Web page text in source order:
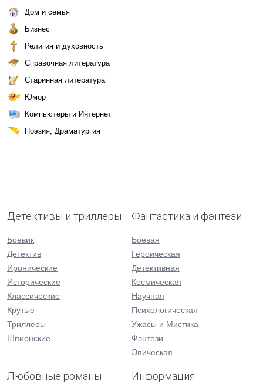
Дом и семья
Бизнес
Религия и духовность
Справочная литература
Старинная литература
Юмор
Компьютеры и Интернет
Поэзия, Драматургия
Детективы и триллеры
Боевик
Детектив
Иронические
Исторические
Классические
Крутые
Триллеры
Шпионские
Фантастика и фэнтези
Боевая
Героическая
Детективная
Космическая
Научная
Психологическая
Ужасы и Мистика
Фэнтези
Эпическая
Любовные романы Информация